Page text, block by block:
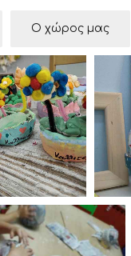
Ο χώρος μας